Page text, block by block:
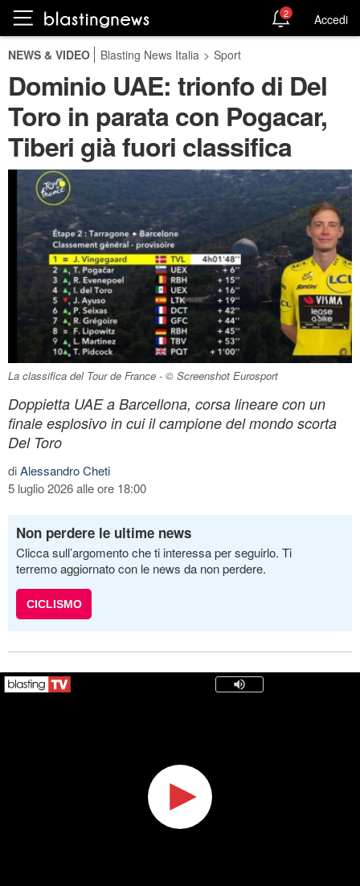
2 Accedi
NEWS & VIDEO Blasting News Italia > Sport
Dominio UAE: trionfo di Del
Toro in parata con Pogacar,
Tiberi già fuori classifica
La classifica del Tour de France - © Screenshot Eurosport
Doppietta UAE a Barcellona, corsa lineare con un
finale esplosivo in cui il campione del mondo scorta
Del Toro
diAlessandro Cheti
5 luglio 2026 alle ore 18:00
Non perdere le ultime news
Clicca sull’argomento che ti interessa per seguirlo. Ti
terremo aggiornato con le news da non perdere.
CICLISMO